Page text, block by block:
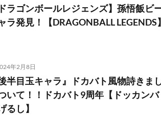
ドラゴンボールレジェンズ】孫悟飯ビ
ラ発見！【DRAGONBALL LEGENDS
年2月8日
後半目玉キャラ』ドカバト風物詩きま
いて！！ドカバト9周年【ドッカン
るし】